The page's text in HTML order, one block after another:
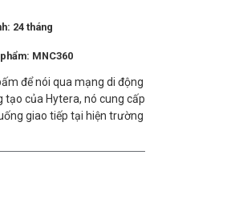
24 tháng
MNC360
để nói qua mạng di động
tạo của Hytera, nó cung cấp
giao tiếp tại hiện trường